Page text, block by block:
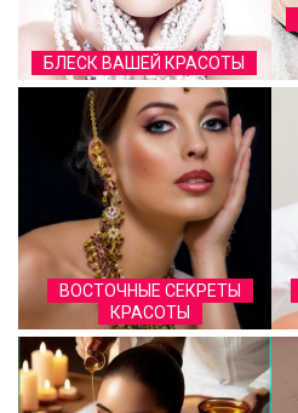
БЛЕСК ВАШЕЙ КРАСОТЫ
ВОСТОЧНЫЕ СЕКРЕТЫ
КРАСОТЫ